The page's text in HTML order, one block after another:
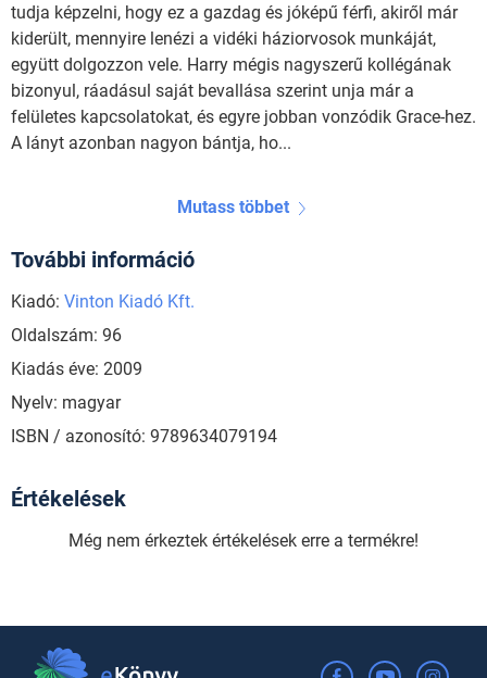
tudja képzelni, hogy ez a gazdag és jóképű férfi, akiről már
kiderült, mennyire lenézi a vidéki háziorvosok munkáját,
együtt dolgozzon vele. Harry mégis nagyszerű kollégának
bizonyul, ráadásul saját bevallása szerint unja már a
felületes kapcsolatokat, és egyre jobban vonzódik Grace-hez.
A lányt azonban nagyon bántja, ho...
Mutass többet
További információ
Kiadó: Vinton Kiadó Kft.
Oldalszám: 96
Kiadás éve: 2009
Nyelv: magyar
ISBN / azonosító: 9789634079194
Értékelések
Még nem érkeztek értékelések erre a termékre!